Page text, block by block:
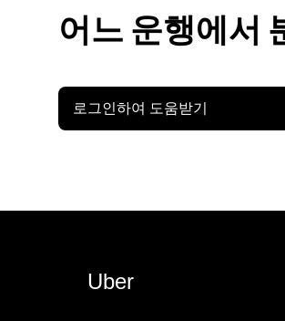
어느 운행에서
로그인하여 도움받기
Uber